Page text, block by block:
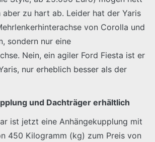
aber zu hart ab. Leider hat der Yaris
von Corolla und
sondern nur eine
Nein, ein agiler Ford Fiesta ist er
nur erheblich besser als der
und Dachträger erhältlich
ist jetzt eine Anhängekupplung mit
450 Kilogramm (kg) zum Preis von